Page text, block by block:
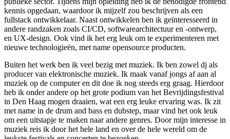
kennis opgedaan, waardoor ik mijzelf zou beschrijven als een
fullstack ontwikkelaar. Naast ontwikkelen ben ik geïnteresseerd in
andere randzaken zoals CI/CD, softwarearchitectuur en -ontwerp,
en UX-design. Ook vind ik het erg leuk om te experimenteren met
nieuwe technologieën, met name opensource producten.
Buiten het werk ben ik veel bezig met muziek. Ik ben zowel dj als
producer van elektronische muziek. Ik maak vanaf jongs af aan al
muziek op de computer en dit doe ik nog steeds erg graag. Hierdoor
heb ik onder andere op het grote podium van het Bevrijdingsfestival
in Den Haag mogen draaien, wat een erg leuke ervaring was. Ik zit
met name in de drum and bass en dubstep, maar vind het ook leuk
om een uitstapje te maken naar andere genres. Door mijn interesse in
muziek reis ik door het hele land en over de hele wereld om de